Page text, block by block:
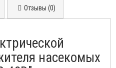
Отзывы (0)
насекомых